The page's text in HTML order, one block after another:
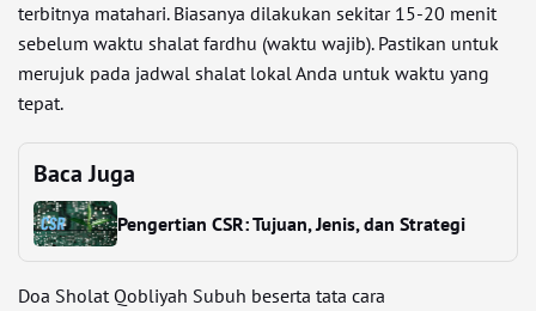
terbitnya matahari. Biasanya dilakukan sekitar 15-20 menit
sebelum waktu shalat fardhu (waktu wajib). Pastikan untuk
merujuk pada jadwal shalat lokal Anda untuk waktu yang
tepat.
Baca Juga
Pengertian CSR: Tujuan, Jenis, dan Strategi
Doa Sholat Qobliyah Subuh beserta tata cara